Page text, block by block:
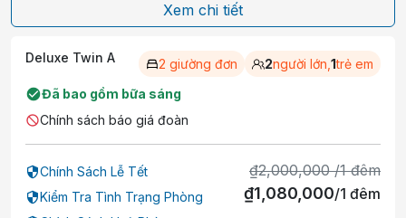
Xem chi tiết
Deluxe Twin A 2 giường đơn 2người lớn, 1trẻ em
Đã bao gồm bữa sáng
Chính sách báo giá đoàn
Chính Sách Lễ Tết
Kiểm Tra Tình Trạng Phòng
₫2,000,000 /1 đêm
₫1,080,000/1 đêm